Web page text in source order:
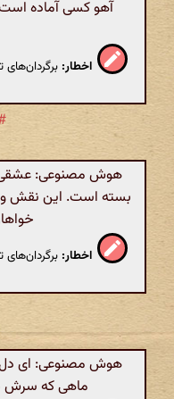
آهو کسی آماده است
اخطار:
هوش مصنوعی: عشقی
بسته است. این نقش و
اخطار:
هوش مصنوعی: ای دل،
ماهی که سرش